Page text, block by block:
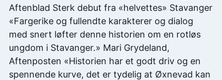
Aftenblad Sterk debut fra «helvettes» Stavanger
«Fargerike og fullendte karakterer og dialog
med snert løfter denne historien om en rotløs
ungdom i Stavanger.» Mari Grydeland,
Aftenposten «Historien har et godt driv og en
spennende kurve, det er tydelig at Øxnevad kan